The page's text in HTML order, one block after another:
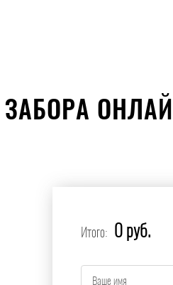
ЗАБОРА
Итого: 0 руб.